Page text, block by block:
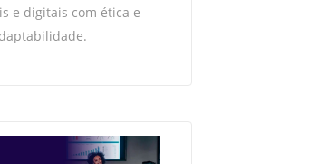
e digitais com ética e